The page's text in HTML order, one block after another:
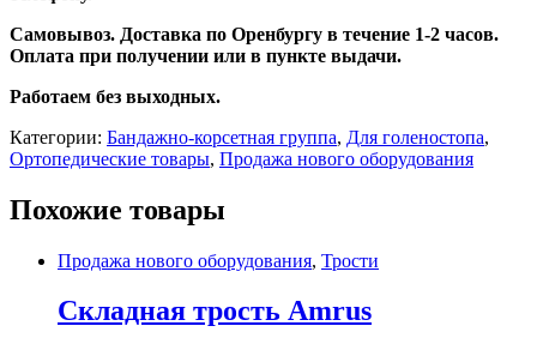
Самовывоз. Доставка по Оренбургу в течение 1-2 часов.
Оплата при получении или в пункте выдачи.
Работаем без выходных.
Категории: Бандажно-корсетная группа, Для голеностопа,
Ортопедические товары, Продажа нового оборудования
Похожие товары
Продажа нового оборудования, Трости
Складная трость Amrus